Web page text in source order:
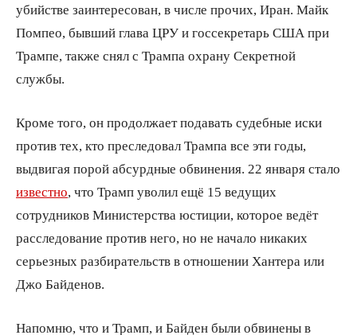
убийстве заинтересован, в числе прочих, Иран. Майк
Помпео, бывший глава ЦРУ и госсекретарь США при
Трампе, также снял с Трампа охрану Секретной
службы.
Кроме того, он продолжает подавать судебные иски
против тех, кто преследовал Трампа все эти годы,
выдвигая порой абсурдные обвинения. 22 января стало
известно , что Трамп уволил ещё 15 ведущих
сотрудников Министерства юстиции, которое ведёт
расследование против него, но не начало никаких
серьезных разбирательств в отношении Хантера или
Джо Байденов.
Напомню, что и Трамп, и Байден были обвинены в